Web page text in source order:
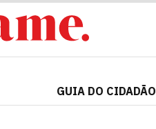
GUIA DO CIDADÃO